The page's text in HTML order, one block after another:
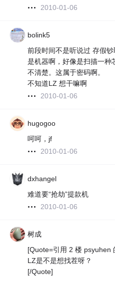
2010-01-06
bolink5
前段时间不是听说过 存假
是机器啊，好像是扫描一种
不清楚。这属于密码啊。
不知道LZ 想干嘛啊
2010-01-06
hugogoo
呵呵，jf
2010-01-06
dxhangel
难道要“抢劫”提款机
2010-01-06
树成
[Quote=引用 2 楼 psyuhen
LZ是不是想找茬呀？
[/Quote]